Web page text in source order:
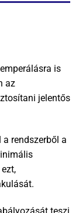
is
az
jelentős
rendszerből a